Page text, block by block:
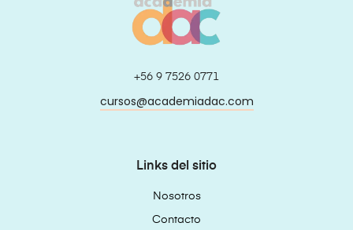
+56 9 7526 0771
cursos@academiadac.com
Links del sitio
Nosotros
Contacto